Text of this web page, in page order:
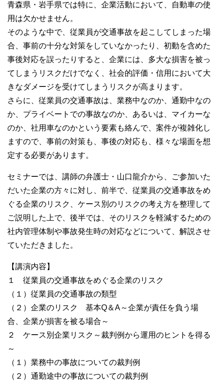
青森県・岩手県では特に、企業活動において、自動車の使
用は欠かせません。
そのような中で、従業員が交通事故を起こしてしまった場
合、事前の十分な対策をしていなかったり、初動を含めた
事後対応を誤ったりすると、企業には、多大な損害を被っ
てしまうリスクだけでなく、社会的評価・信用において大
きなダメージを受けてしまうリスクが高まります。
さらに、従業員の交通事故は、業務中なのか、通勤中なの
か、プライベートでの事故なのか、あるいは、マイカーな
のか、社用車なのかという要素も絡んで、案件が複雑化し
ますので、事前の対策も、事後の対応も、様々な場面を想
定する必要があります。
セミナーでは、講師の弁護士・山口龍介から、ご参加いた
だいた企業の方々に対し、前半で、従業員の交通事故をめ
ぐる企業のリスク、ケース別のリスクの考え方を整理して
ご説明した上で、後半では、そのリスクを軽減するための
社内管理体制や事故発生時の対応などについて、解説させ
ていただきました。
【講演内容】
１ 従業員の交通事故をめぐる企業のリスク
（１）従業員の交通事故の類型
（２）企業のリスク 基本Q＆A～企業が責任を負う場
合、企業が損害を被る場合～
２ ケース別企業リスク～裁判例から運用のヒントを得る
～
（１）業務中の事故についての裁判例
（２）通勤途中の事故についての裁判例